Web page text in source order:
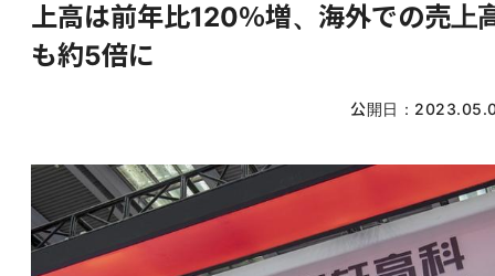
上高は前年比120％増、海外での売上
も約5倍に
公開日：